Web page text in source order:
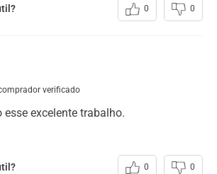
0 0
verificado
excelente trabalho.
0 0